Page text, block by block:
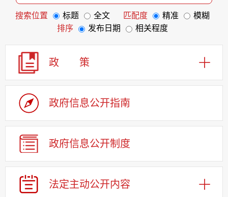
搜索位置 标题 全文 匹配度 精准
模糊
排序
发布日期 相关程度
政 策
政府信息公开指南
政府信息公开制度
法定主动公开内容